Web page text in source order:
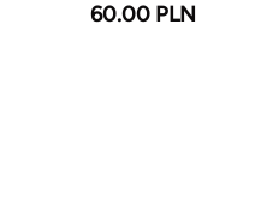
60.00 PLN